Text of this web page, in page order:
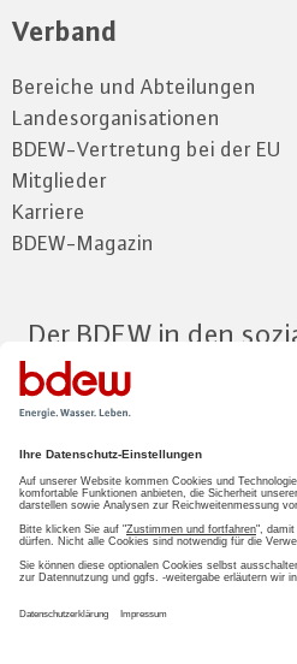
Verband
Bereiche und Abteilungen
Landesorganisationen
BDEW-Vertretung bei der EU
Mitglieder
Karriere
BDEW-Magazin
Der BDEW in den
Zum